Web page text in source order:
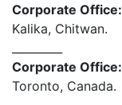
Corporate Office:
Kalika, Chitwan.
Corporate Office:
Toronto, Canada.